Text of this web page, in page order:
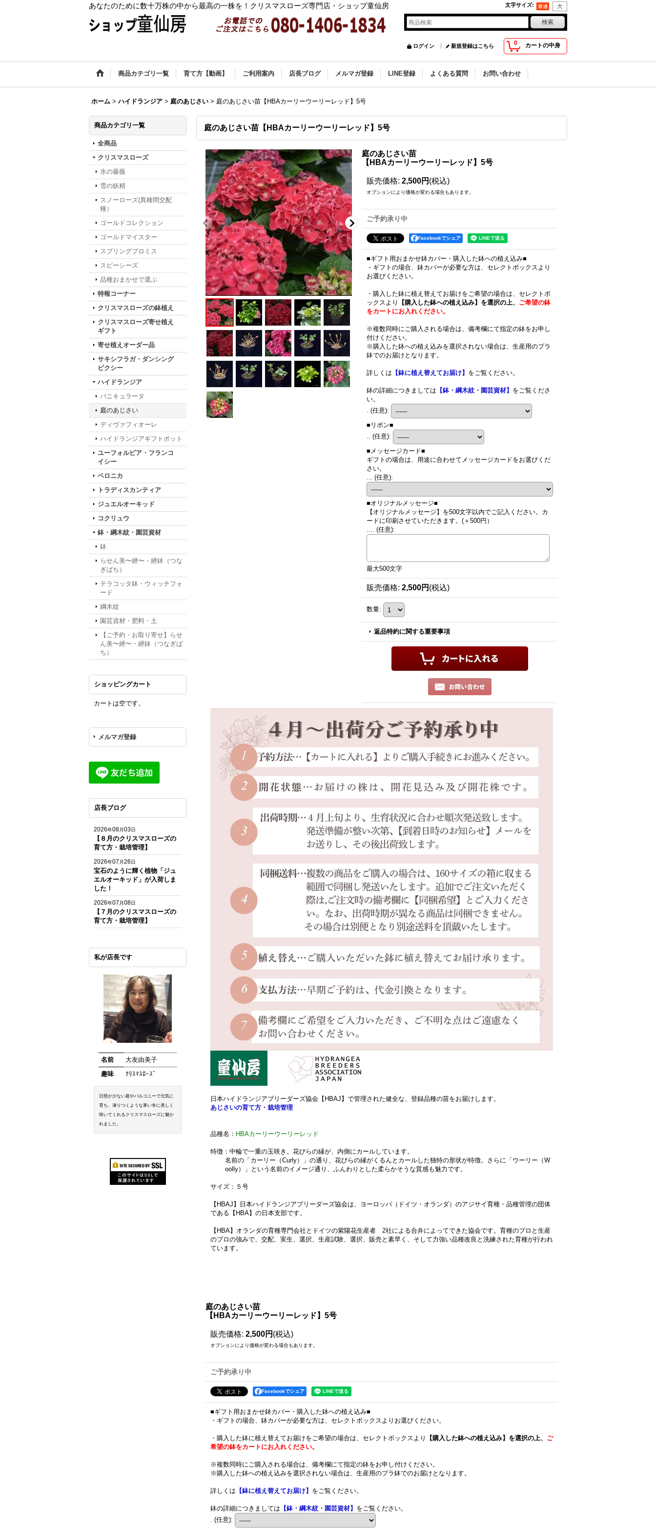
あなたのために数十万株の中から最高の一株を！クリスマスローズ専門店・ショップ童仙房 文字サイズ:
0 カートの中身
ログイン 新規登録はこちら
商品カテゴリ一覧 育て方【動画】 ご利用案内 店長ブログ メルマガ登録 LINE登録 よくある質問 お問い合わせ
ホーム > ハイドランジア > 庭のあじさい > 庭のあじさい苗【HBAカーリーウーリーレッド】5号
商品カテゴリ一覧
全商品
クリスマスローズ
氷の薔薇
雪の妖精
スノーローズ(異種間交配
種）
ゴールドコレクション
ゴールドマイスター
スプリングプロミス
スピーシーズ
品種おまかせで選ぶ
特報コーナー
クリスマスローズの鉢植え
クリスマスローズ寄せ植え
ギフト
寄せ植えオーダー品
サキシフラガ・ダンシング
ピクシー
ハイドランジア
パニキュラータ
庭のあじさい
ディヴァフィオーレ
ハイドランジアギフトポット
ユーフォルビア・フランコ
イシー
ベロニカ
トラディスカンティア
ジュエルオーキッド
コクリュウ
鉢・綱木紋・園芸資材
鉢
らせん美〜紲〜・紲鉢（つな
ぎばち）
テラコッタ鉢・ウィッチフォ
ード
綱木紋
園芸資材・肥料・土
【ご予約・お取り寄せ】らせ
ん美〜紲〜・紲鉢（つなぎば
ち）
ショッピングカート
カートは空です。
メルマガ登録
店長ブログ
2026年08月03日
【８月のクリスマスローズの
育て方・栽培管理】
2026年07 月26日
宝石のように輝く植物「ジュ
エルオーキッド」が入荷しま
した！
2026年07 月08日
【７月のクリスマスローズの
育て方・栽培管理】
私が店長です
名前
大友由美子
趣味
ｸﾘｽﾏｽﾛｰｽﾞ
日照が少ない庭やバルコニーで元気に
育ち、凍りつくような寒い冬に美しく
咲いてくれるクリスマスローズに魅か
れました。
庭のあじさい苗【HBAカーリーウーリーレッド】5号
庭のあじさい苗
【HBAカーリーウーリーレッド】5号
販売価格: 2,500円 (税込)
オプションにより価格が変わる場合もあります。
ご予約承り中
Facebookでシェア
■ギフト用おまかせ鉢カバー・購入した鉢への植え込み■
・ギフトの場合、鉢カバーが必要な方は、セレクトボックスより
お選びください。
・購入した鉢に植え替えてお届けをご希望の場合は、セレクトボ
ックスより
【購入した鉢への植え込み】を選択の上、 ご希望の鉢
をカートにお入れください。
※複数同時にご購入される場合は、備考欄にて指定の鉢をお申し
付けください。
※購入した鉢への植え込みを選択されない場合は、生産用のプラ
鉢でのお届けとなります。
詳しくは 【鉢に植え替えてお届け】 をご覧ください。
鉢の詳細につきましては 【鉢・綱木紋・園芸資材】 をご覧くださ
い。
. (任意):
■リボン■
.. (任意):
■メッセージカード■
ギフトの場合は、用途に合わせてメッセージカードをお選びくだ
さい。
... (任意):
■オリジナルメッセージ■
【オリジナルメッセージ】を500文字以内でご記入ください。カ
ードに印刷させていただきます。(＋500円）
.... (任意):
最大500文字
販売価格: 2,500円 (税込)
数量:
返品特約に関する重要事項
日本ハイドランジアブリーダーズ協会【HBAJ】で管理された健全な、登録品種の苗をお届けします。
あじさいの育て方・栽培管理
品種名： HBAカーリーウーリーレッド
特徴：中輪で一重の玉咲き。花びらの縁が、内側にカールしています。
名前の「カーリー（Curly）」の通り、花びらの縁がくるんとカールした独特の形状が特徴。さらに「ウーリー（W
oolly）」という名前のイメージ通り、ふんわりとした柔らかそうな質感も魅力です。
サイズ：５号
【HBAJ】日本ハイドランジアブリーダーズ協会は、ヨーロッパ（ドイツ・オランダ）のアジサイ育種・品種管理の団体
である【HBA】の日本支部です。
【HBA】オランダの育種専門会社とドイツの紫陽花生産者 2社による合弁によってできた協会です。育種のプロと生産
のプロの強みで、交配、実生、選択、生産試験、選択、販売と素早く、そして力強い品種改良と洗練された育種が行われ
ています。
庭のあじさい苗
【HBAカーリーウーリーレッド】5号
販売価格: 2,500円 (税込)
オプションにより価格が変わる場合もあります。
ご予約承り中
Facebookでシェア
■ギフト用おまかせ鉢カバー・購入した鉢への植え込み■
・ギフトの場合、鉢カバーが必要な方は、セレクトボックスよりお選びください。
・購入した鉢に植え替えてお届けをご希望の場合は、セレクトボックスより 【購入した鉢への植え込み】を選択の上、 ご
希望の鉢をカートにお入れください。
※複数同時にご購入される場合は、備考欄にて指定の鉢をお申し付けください。
※購入した鉢への植え込みを選択されない場合は、生産用のプラ鉢でのお届けとなります。
詳しくは 【鉢に植え替えてお届け】 をご覧ください。
鉢の詳細につきましては 【鉢・綱木紋・園芸資材】 をご覧ください。
. (任意):